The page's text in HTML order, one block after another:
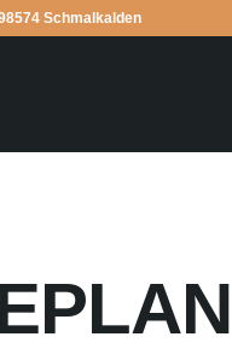
Schmalkalden